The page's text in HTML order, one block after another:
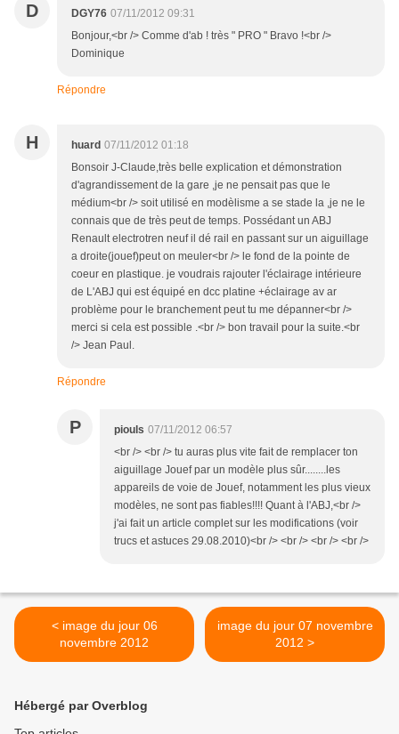
D DGY76 07/11/2012 09:31
Bonjour,<br /> Comme d'ab ! très " PRO " Bravo !<br />
Dominique
Répondre
H huard 07/11/2012 01:18
Bonsoir J-Claude,très belle explication et démonstration
d'agrandissement de la gare ,je ne pensait pas que le
médium<br /> soit utilisé en modèlisme a se stade la ,je ne le
connais que de très peut de temps. Possédant un ABJ
Renault electrotren neuf il dé rail en passant sur un aiguillage
a droite(jouef)peut on meuler<br /> le fond de la pointe de
coeur en plastique. je voudrais rajouter l'éclairage intérieure
de L'ABJ qui est équipé en dcc platine +éclairage av ar
problème pour le branchement peut tu me dépanner<br />
merci si cela est possible .<br /> bon travail pour la suite.<br
/> Jean Paul.
Répondre
P piouls 07/11/2012 06:57
<br /> <br /> tu auras plus vite fait de remplacer ton
aiguillage Jouef par un modèle plus sûr........les
appareils de voie de Jouef, notamment les plus vieux
modèles, ne sont pas fiables!!!! Quant à l'ABJ,<br />
j'ai fait un article complet sur les modifications (voir
trucs et astuces 29.08.2010)<br /> <br /> <br /> <br />
< image du jour 06
novembre 2012
image du jour 07 novembre
2012 >
Hébergé par Overblog